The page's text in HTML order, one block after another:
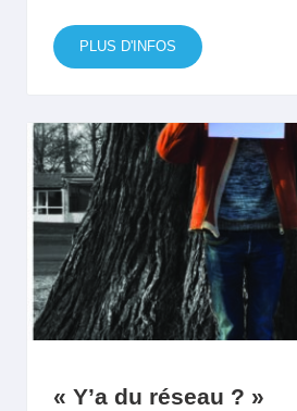
PLUS D'INFOS
« Y’a du réseau ? »